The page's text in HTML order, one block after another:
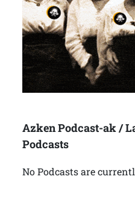
Azken Podcast-ak /
Podcasts
No Podcasts are